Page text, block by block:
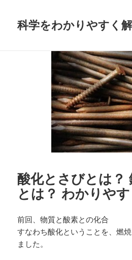
科学をわかりやすく
酸化とさびとは？
とは？ わかりやす
前回、物質と酸素との化合
すなわち酸化ということを、燃
ました。